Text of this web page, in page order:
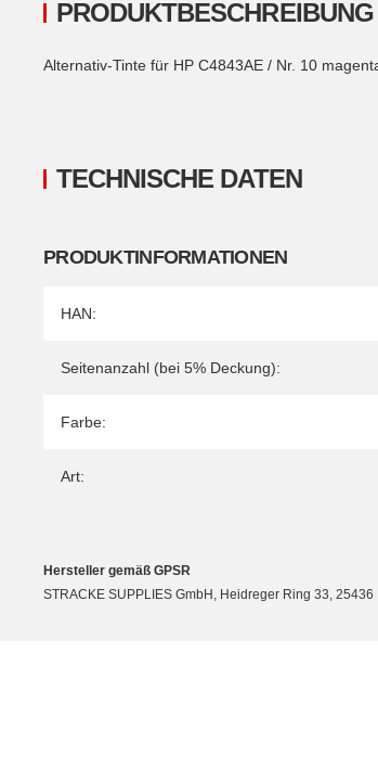
TECHNISCHE DATEN
PRODUKTINFORMATIONEN
Produkteigenschaft
Wert
HAN:
Seitenanzahl (bei 5% Deckung):
Farbe:
Art:
PRODUKTBESCHREIBUNG
Alternativ-Tinte für HP C4843AE / Nr. 10
Hersteller gemäß GPSR
STRACKE SUPPLIES GmbH, Heidreger Ring 33,